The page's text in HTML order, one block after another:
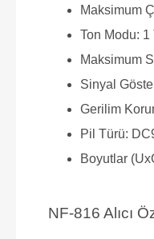
Maksimum
Ton Modu: 1
Maksimum
Sinyal
Gerilim
Pil Türü:
Boyutlar
NF-816 Alıcı